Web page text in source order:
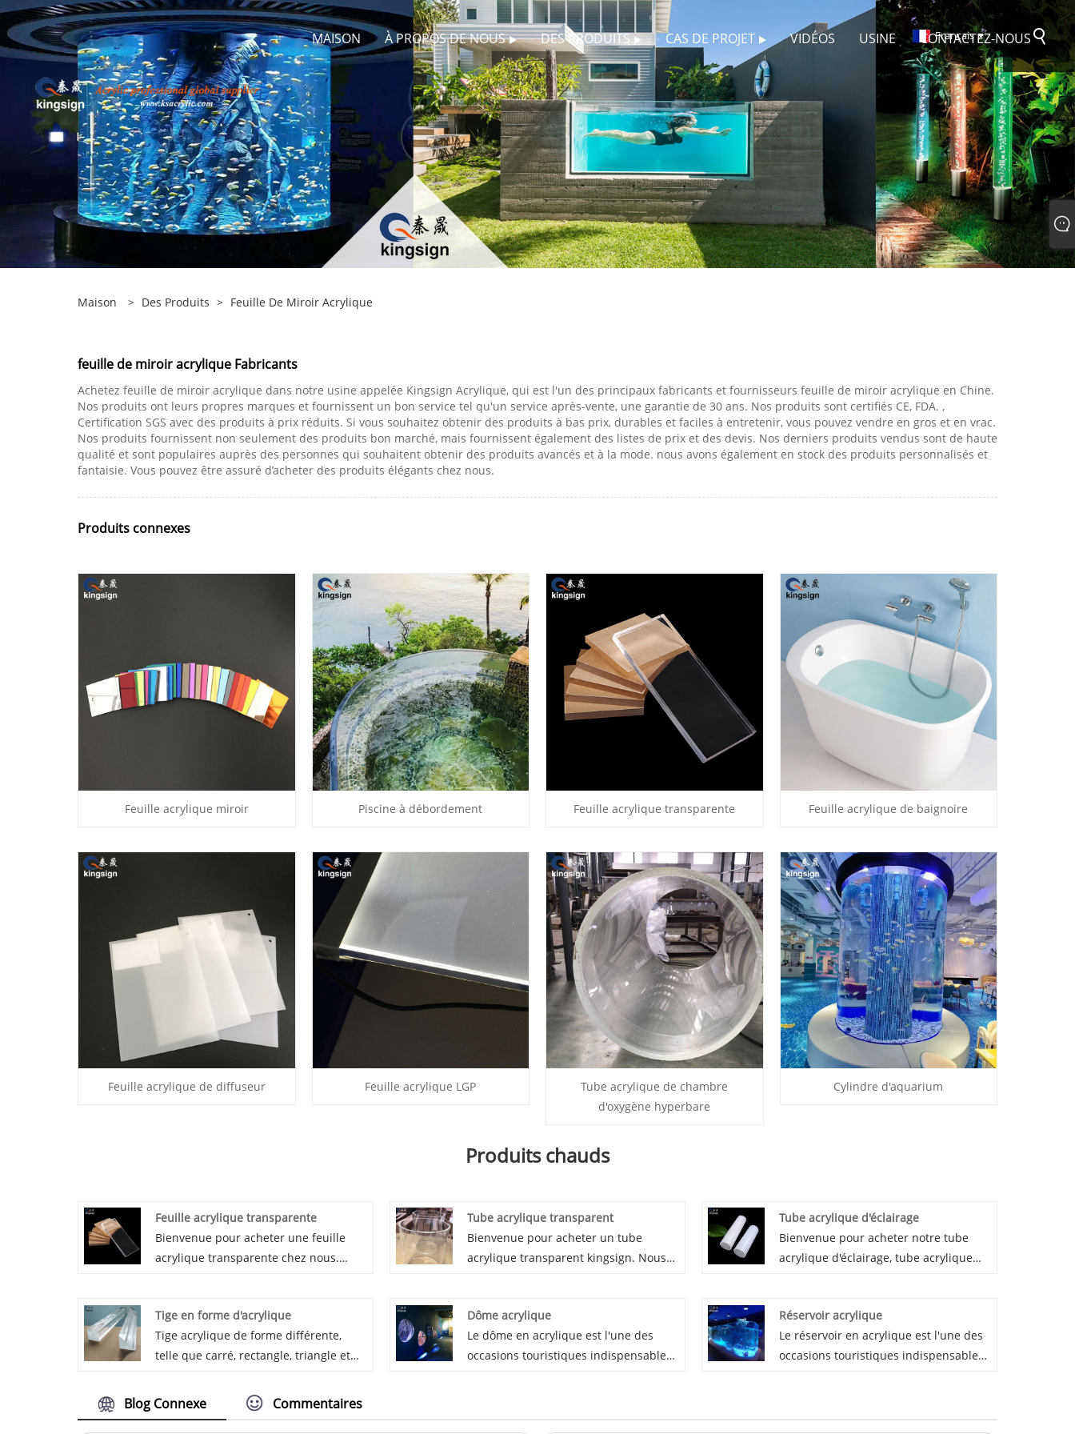
MAISON À PROPOS DE NOUS DES PRODUITS CAS DE PROJET VIDÉOS USINE CONTACTEZ-NOUS
Français
Maison > Des Produits > Feuille De Miroir Acrylique
feuille de miroir acrylique Fabricants
Achetez feuille de miroir acrylique dans notre usine appelée Kingsign Acrylique, qui est l'un des principaux fabricants et fournisseurs feuille de miroir acrylique en Chine.
Nos produits ont leurs propres marques et fournissent un bon service tel qu'un service après-vente, une garantie de 30 ans. Nos produits sont certifiés CE, FDA. ,
Certification SGS avec des produits à prix réduits. Si vous souhaitez obtenir des produits à bas prix, durables et faciles à entretenir, vous pouvez vendre en gros et en vrac.
Nos produits fournissent non seulement des produits bon marché, mais fournissent également des listes de prix et des devis. Nos derniers produits vendus sont de haute
qualité et sont populaires auprès des personnes qui souhaitent obtenir des produits avancés et à la mode. nous avons également en stock des produits personnalisés et
fantaisie. Vous pouvez être assuré d’acheter des produits élégants chez nous.
Produits connexes
Feuille acrylique miroir Piscine à débordement Feuille acrylique transparente Feuille acrylique de baignoire
Feuille acrylique de diffuseur Feuille acrylique LGP
Tube acrylique de chambre
d'oxygène hyperbare
Cylindre d'aquarium
Produits chauds
Feuille acrylique transparente
Bienvenue pour acheter une feuille
acrylique transparente chez nous.
acryliques coulées, du nouveau
Mitsubishi MMA 100% vierge comme
matières premières, de l'acrylique avec
performances de coupe et de
thermoformage, largement utilisées
Tube acrylique transparent
Bienvenue pour acheter un tube
acrylique transparent kingsign. Nous
tubes acryliques transparents sont
transparents à plus de 93%, avec une
excellente surface brillante solide, une
hyperbares, les toboggans de parcs
Tube acrylique d'éclairage
Bienvenue pour acheter notre tube
acrylique d'éclairage, tube acrylique
100% Mitsubishi, et avec un contrôle
de qualité et des tests stricts, nos
tubes acryliques d'éclairage ont une
Tige en forme d'acrylique
Tige acrylique de forme différente,
telle que carré, rectangle, triangle et
limpide, sans impuretés, points noirs,
rayures, bulles. En raison de ses
Dôme acrylique
Le dôme en acrylique est l'une des
occasions touristiques indispensables
Réservoir acrylique
Le réservoir en acrylique est l'une des
occasions touristiques indispensables
Blog Connexe Commentaires